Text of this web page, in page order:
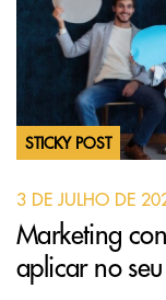
STICKY POST
3 DE JULHO DE
Marketing
aplicar no